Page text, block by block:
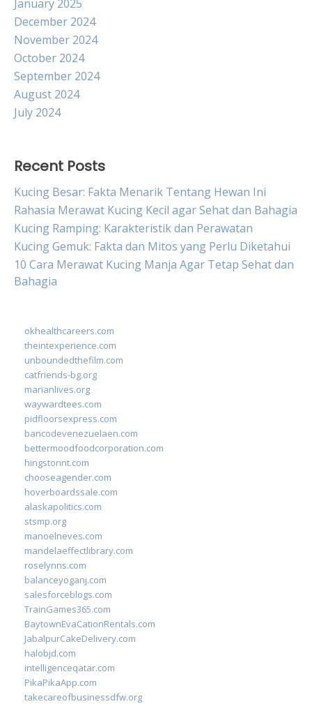
January 2025
December 2024
November 2024
October 2024
September 2024
August 2024
July 2024
Recent Posts
Kucing Besar: Fakta Menarik Tentang Hewan Ini
Rahasia Merawat Kucing Kecil agar Sehat dan Bahagia
Kucing Ramping: Karakteristik dan Perawatan
Kucing Gemuk: Fakta dan Mitos yang Perlu Diketahui
10 Cara Merawat Kucing Manja Agar Tetap Sehat dan
Bahagia
okhealthcareers.com
theintexperience.com
unboundedthefilm.com
catfriends-bg.org
marianlives.org
waywardtees.com
pidfloorsexpress.com
bancodevenezuelaen.com
bettermoodfoodcorporation.com
hingstonnt.com
chooseagender.com
hoverboardssale.com
alaskapolitics.com
stsmp.org
manoelneves.com
mandelaeffectlibrary.com
roselynns.com
balanceyoganj.com
salesforceblogs.com
TrainGames365.com
BaytownEvaCationRentals.com
JabalpurCakeDelivery.com
halobjd.com
intelligenceqatar.com
PikaPikaApp.com
takecareofbusinessdfw.org